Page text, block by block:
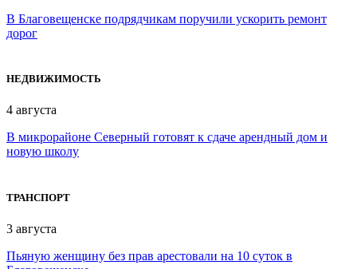
В Благовещенске подрядчикам поручили ускорить ремонт
дорог
НЕДВИЖИМОСТЬ
4 августа
В микрорайоне Северный готовят к сдаче арендный дом и
новую школу
ТРАНСПОРТ
3 августа
Пьяную женщину без прав арестовали на 10 суток в